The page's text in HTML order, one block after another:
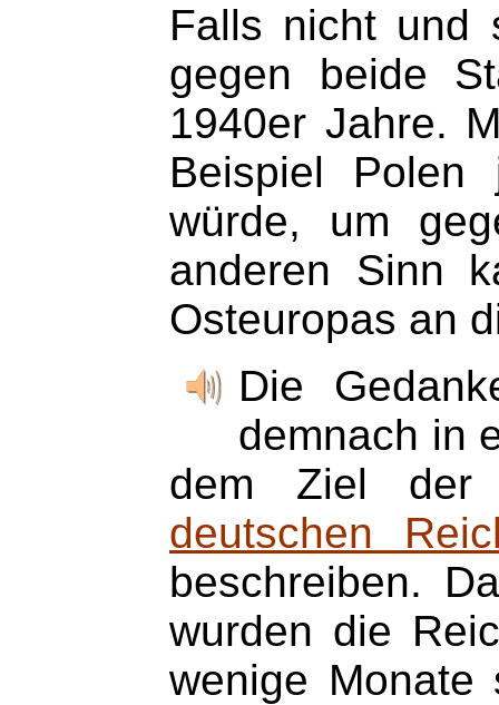
Falls nicht und
gegen beide
1940er Jahre.
Beispiel Polen
würde, um
anderen Sinn
Osteuropas an
Die
demnach in
dem Ziel
deutschen
beschreiben.
wurden die
wenige Monate